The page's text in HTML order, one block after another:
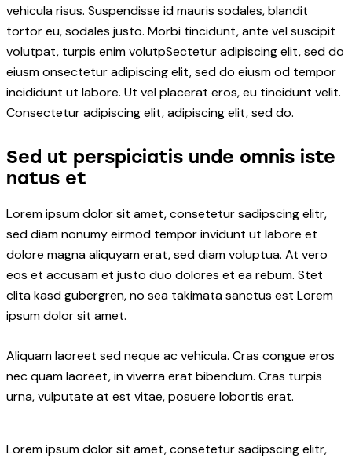
vehicula risus. Suspendisse id mauris sodales, blandit
tortor eu, sodales justo. Morbi tincidunt, ante vel suscipit
volutpat, turpis enim volutpSectetur adipiscing elit, sed do
eiusm onsectetur adipiscing elit, sed do eiusm od tempor
incididunt ut labore. Ut vel placerat eros, eu tincidunt velit.
Consectetur adipiscing elit, adipiscing elit, sed do.
Sed ut perspiciatis unde omnis iste
natus et
Lorem ipsum dolor sit amet, consetetur sadipscing elitr,
sed diam nonumy eirmod tempor invidunt ut labore et
dolore magna aliquyam erat, sed diam voluptua. At vero
eos et accusam et justo duo dolores et ea rebum. Stet
clita kasd gubergren, no sea takimata sanctus est Lorem
ipsum dolor sit amet.
Aliquam laoreet sed neque ac vehicula. Cras congue eros
nec quam laoreet, in viverra erat bibendum. Cras turpis
urna, vulputate at est vitae, posuere lobortis erat.
Lorem ipsum dolor sit amet, consetetur sadipscing elitr,